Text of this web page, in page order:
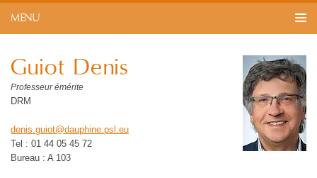
MENU
Guiot Denis
Professeur émérite
DRM
denis.guiot@dauphine.psl .eu
Tel : 01 44 05 45 72
Bureau : A 103